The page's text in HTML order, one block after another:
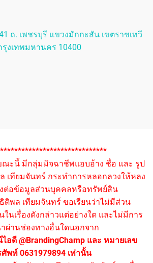
ถ. เพชรบุรี แขวงมักกะสัน เขตราชเทวี
รุงเทพมหานคร 10400
ณะนี้ มีกลุ่มมิจฉาชีพแอบอ้าง ชื่อ และ รูป
เทียมจันทร์ กระทำการหลอกลวงให้หลง
งต่อข้อมูลส่วนบุคคลหรือทรัพย์สิน
ติพล เทียมจันทร์ ขอเรียนว่าไม่มีส่วน
ในเรื่องดังกล่าวแต่อย่างใด และไม่มีการ
ผ่านช่องทางอื่นใดนอกจาก
อดี @BrandingChamp และ หมายเลข
พท์ 0631979894 เท่านั้น